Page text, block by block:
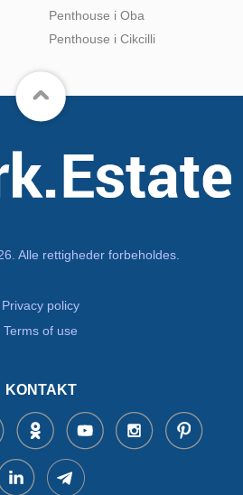
Penthouse i Oba
Penthouse i Cikcilli
Alle rettigheder forbeholdes.
Privacy policy
Terms of use
KONTAKT